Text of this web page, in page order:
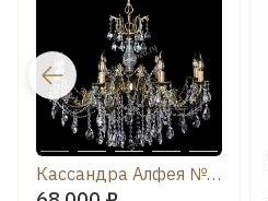
Кассандра Алфея №8/1 звездочка